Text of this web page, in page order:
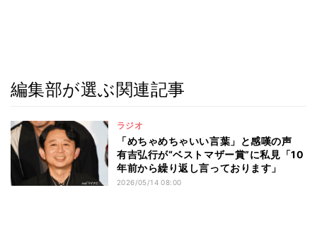
編集部が選ぶ関連記事
ラジオ
「めちゃめちゃいい言葉」と感嘆の声
有吉弘行が“ベストマザー賞”に私見「10
年前から繰り返し言っております」
2026/05/14 08:00